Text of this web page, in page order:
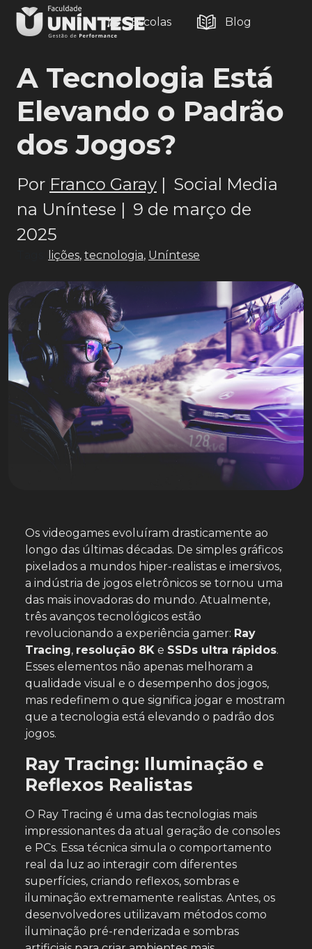
Escolas Blog
A Tecnologia Está
Elevando o Padrão
dos Jogos?
Por Franco Garay | Social Media
na Uníntese | 9 de março de
2025
lições, tecnologia, Uníntese
Os videogames evoluíram drasticamente ao
longo das últimas décadas. De simples gráficos
pixelados a mundos hiper-realistas e imersivos,
a indústria de jogos eletrônicos se tornou uma
das mais inovadoras do mundo. Atualmente,
três avanços tecnológicos estão
revolucionando a experiência gamer: Ray
Tracing, resolução 8K e SSDs ultra rápidos.
Esses elementos não apenas melhoram a
qualidade visual e o desempenho dos jogos,
mas redefinem o que significa jogar e mostram
que a tecnologia está elevando o padrão dos
jogos.
Ray Tracing: Iluminação e
Reflexos Realistas
O Ray Tracing é uma das tecnologias mais
impressionantes da atual geração de consoles
e PCs. Essa técnica simula o comportamento
real da luz ao interagir com diferentes
superfícies, criando reflexos, sombras e
iluminação extremamente realistas. Antes, os
desenvolvedores utilizavam métodos como
iluminação pré-renderizada e sombras